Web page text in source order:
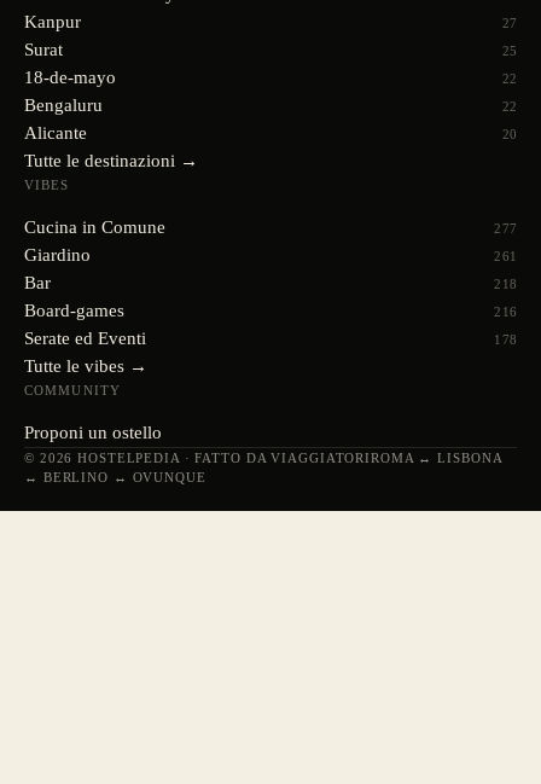
Kanpur 27
Surat 25
18-de-mayo 22
Bengaluru 22
Alicante 20
Tutte le destinazioni →
VIBES
Cucina in Comune 277
Giardino 261
Bar 218
Board-games 216
Serate ed Eventi 178
Tutte le vibes →
COMMUNITY
Proponi un ostello
© 2026 HOSTELPEDIA · FATTO DA VIAGGIATORIROMA ↔ LISBONA
↔ BERLINO ↔ OVUNQUE